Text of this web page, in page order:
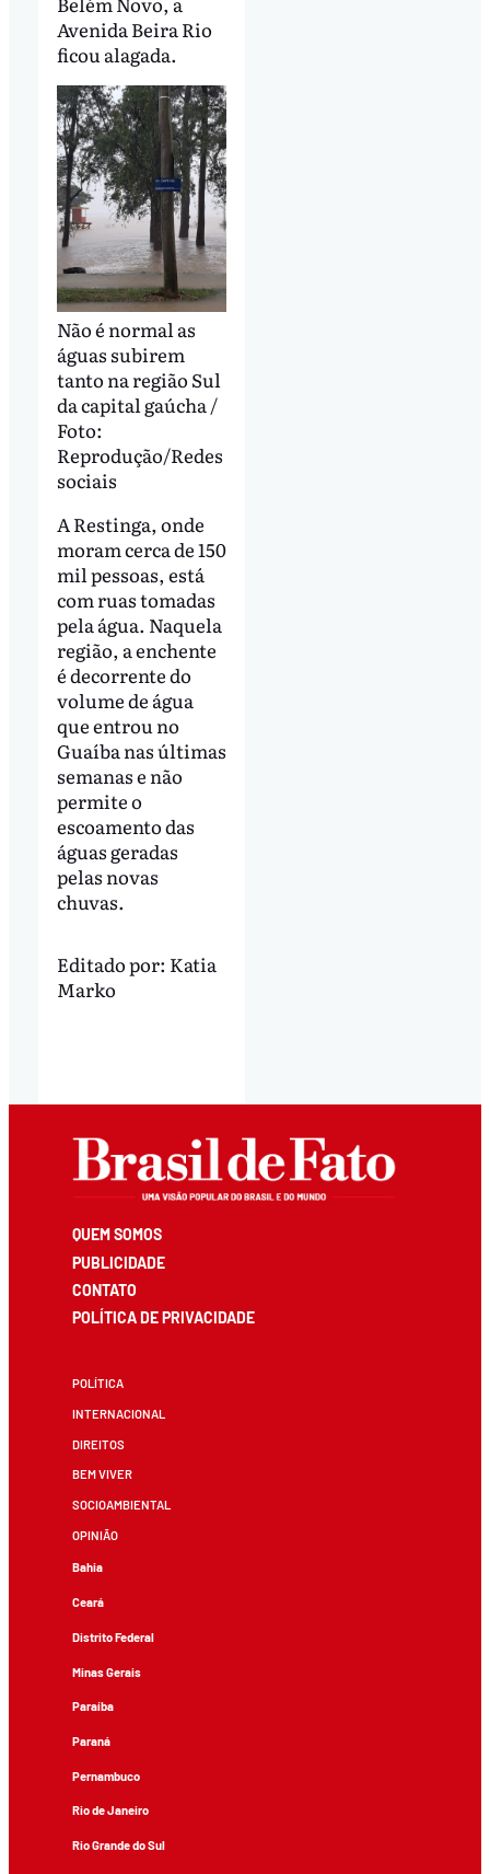
Avenida Beira Rio
ficou alagada.
Não é normal as
águas subirem
tanto na região Sul
da capital gaúcha /
Foto:
Reprodução/Redes
sociais
A Restinga, onde
moram cerca de 150
mil pessoas, está
com ruas tomadas
pela água. Naquela
região, a enchente
é decorrente do
volume de água
que entrou no
Guaíba nas últimas
semanas e não
permite o
escoamento das
águas geradas
pelas novas
chuvas.
Editado por: Katia
Marko
QUEM SOMOS
PUBLICIDADE
CONTATO
POLÍTICA DE PRIVACIDADE
POLÍTICA
INTERNACIONAL
DIREITOS
BEM VIVER
SOCIOAMBIENTAL
OPINIÃO
Bahia
Ceará
Distrito Federal
Minas Gerais
Paraíba
Paraná
Pernambuco
Rio de Janeiro
Rio Grande do Sul